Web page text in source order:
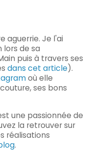
aguerrie. Je l'ai
de sa
puis à travers ses
dans cet article).
où elle
ses bons
une passionnée de
la retrouver sur
réalisations
.